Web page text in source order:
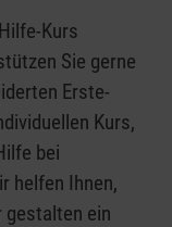
Kurs
Sie gerne
Erste-
Kurs,
bei
helfen Ihnen,
gestalten ein